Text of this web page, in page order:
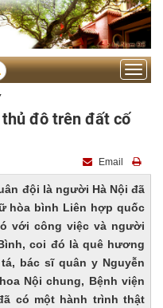
Toggle
đô trên đất cố
Email
đội là người Hà Nội đã
hòa bình Liên hợp quốc
với công việc và người
coi đó là quê hương
bác sĩ quân y Nguyễn
Nội chung, Bệnh viện
có một hành trình thật